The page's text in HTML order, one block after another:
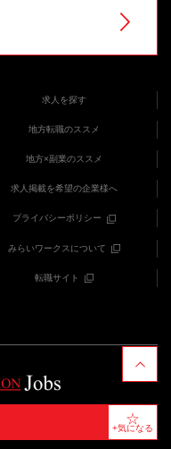
+気になる
求人を探す
地方転職のススメ
地方×副業のススメ
求人掲載を希望の企業様へ
プライバシーポリシー
みらいワークスについて
転職サイト